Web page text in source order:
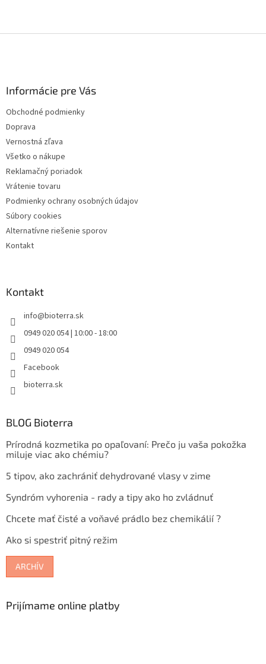
Informácie pre Vás
Obchodné podmienky
Doprava
Vernostná zľava
Všetko o nákupe
Reklamačný poriadok
Vrátenie tovaru
Podmienky ochrany osobných údajov
Súbory cookies
Alternatívne riešenie sporov
Kontakt
Kontakt
info@bioterra.sk
0949 020 054 | 10:00 - 18:00
0949 020 054
Facebook
bioterra.sk
BLOG Bioterra
Prírodná kozmetika po opaľovaní: Prečo ju vaša pokožka
miluje viac ako chémiu?
5 tipov, ako zachrániť dehydrované vlasy v zime
Syndróm vyhorenia - rady a tipy ako ho zvládnuť
Chcete mať čisté a voňavé prádlo bez chemikálií ?
Ako si spestriť pitný režim
ARCHÍV
Prijímame online platby